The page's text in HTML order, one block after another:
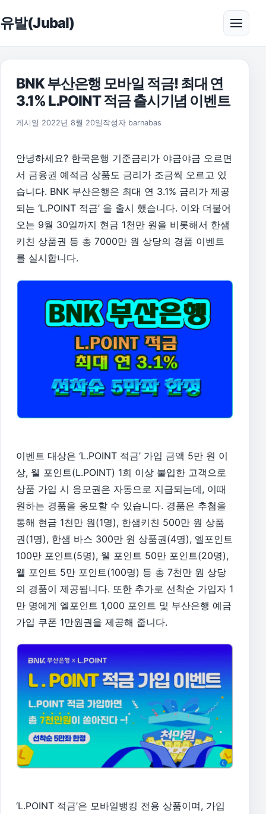
유발(Jubal) 메뉴
BNK 부산은행 모바일 적금! 최대 연
3.1% L.POINT 적금 출시기념 이벤트
게시일 2022년 8월 20일 2022년 8월 20일
작성자 barnabas
안녕하세요? 한국은행 기준금리가 야금야금 오르면
서 금융권 예적금 상품도 금리가 조금씩 오르고 있
습니다. BNK 부산은행은 최대 연 3.1% 금리가 제공
되는 ‘L.POINT 적금’ 을 출시 했습니다. 이와 더불어
오는 9월 30일까지 현금 1천만 원을 비롯해서 한샘
키친 상품권 등 총 7000만 원 상당의 경품 이벤트
를 실시합니다.
이벤트 대상은 ‘L.POINT 적금’ 가입 금액 5만 원 이
상, 웰 포인트(L.POINT) 1회 이상 불입한 고객으로
상품 가입 시 응모권은 자동으로 지급되는데, 이때
원하는 경품을 응모할 수 있습니다. 경품은 추첨을
통해 현금 1천만 원(1명), 한샘키친 500만 원 상품
권(1명), 한샘 바스 300만 원 상품권(4명), 엘포인트
100만 포인트(5명), 웰 포인트 50만 포인트(20명),
웰 포인트 5만 포인트(100명) 등 총 7천만 원 상당
의 경품이 제공됩니다. 또한 추가로 선착순 가입자 1
만 명에게 엘포인트 1,000 포인트 및 부산은행 예금
가입 쿠폰 1만원권을 제공해 줍니다.
‘L.POINT 적금’은 모바일뱅킹 전용 상품이며, 가입